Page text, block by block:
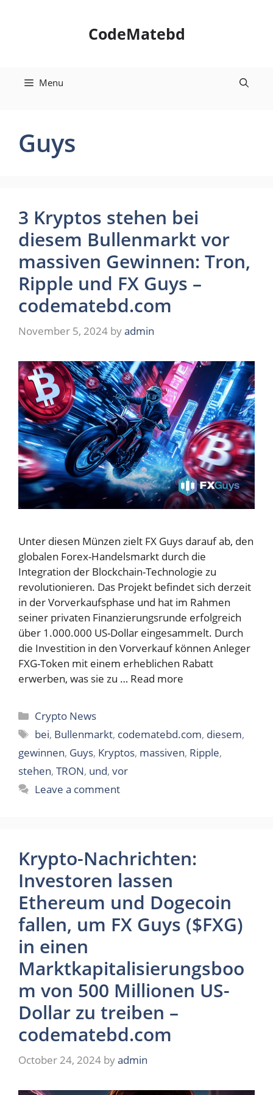
CodeMatebd
Menu
Guys
3 Kryptos stehen bei
diesem Bullenmarkt vor
massiven Gewinnen: Tron,
Ripple und FX Guys –
codematebd.com
November 5, 2024 byadmin
Unter diesen Münzen zielt FX Guys darauf ab, den
globalen Forex-Handelsmarkt durch die
Integration der Blockchain-Technologie zu
revolutionieren. Das Projekt befindet sich derzeit
in der Vorverkaufsphase und hat im Rahmen
seiner privaten Finanzierungsrunde erfolgreich
über 1.000.000 US-Dollar eingesammelt. Durch
die Investition in den Vorverkauf können Anleger
FXG-Token mit einem erheblichen Rabatt
erwerben, was sie zu … Read more
Categories
Crypto News
Tags
bei, Bullenmarkt, codematebd.com, diesem,
gewinnen, Guys, Kryptos, massiven, Ripple,
stehen, TRON, und, vor
Leave a comment
Krypto-Nachrichten:
Investoren lassen
Ethereum und Dogecoin
fallen, um FX Guys ($FXG)
in einen
Marktkapitalisierungsboo
m von 500 Millionen US-
Dollar zu treiben –
codematebd.com
October 24, 2024 byadmin